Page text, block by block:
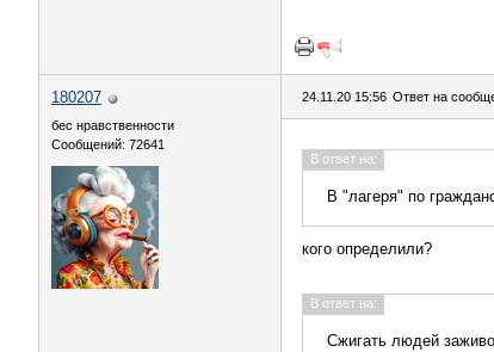
180207
бес нравственности
Сообщений: 72641
24.11.20 15:56 Ответ на
В ответ на:
В "лагеря" по
кого определили?
В ответ на:
Сжигать людей